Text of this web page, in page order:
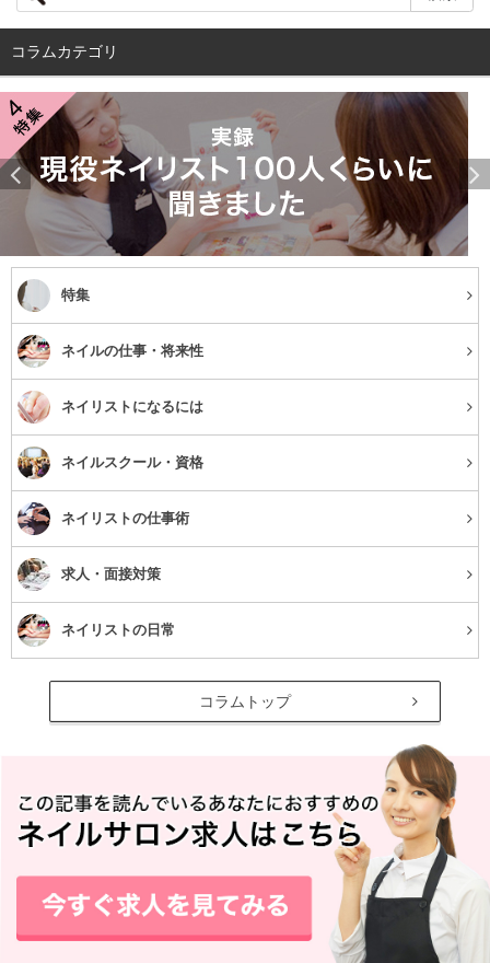
ース、ゴールドのアクセサリーが馴染む人はイエローベー
ス、シルバーが馴染むならブルーベース、と見分けること
ができます。さて、あなたはどちらに当てはまりました
か？
イエローベースに似合うカラーとは
黄みがかったカラーが馴染む
それでは、イエローベースに似合うカラーを知っていきま
しょう。色というものは、同じピンクでも青みのあるピン
クや黄みのあるピンクと、実は細かく分けることができま
す。
イエローベースだと、基本的にどんなカラーも黄みがかっ
たものが馴染みやすく、変に浮くことがありません。例え
ばアイシャドウならオレンジや、ベージュ系でも黄みより
の色がおすすめ。
コラムカテゴリ
特集
ネイルの仕事・将来性
ネイリストになるには
ネイルスクール・資格
ネイリストの仕事術
求人・面接対策
ネイリストの日常
コラムトップ